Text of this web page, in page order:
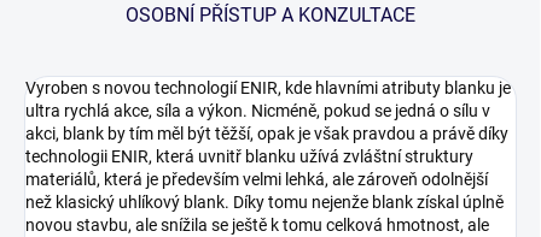
OSOBNÍ PŘÍSTUP A KONZULTACE
Vyroben s novou technologií ENIR, kde hlavními atributy blanku je
ultra rychlá akce, síla a výkon. Nicméně, pokud se jedná o sílu v
akci, blank by tím měl být těžší, opak je však pravdou a právě díky
technologii ENIR, která uvnitř blanku užívá zvláštní struktury
materiálů, která je především velmi lehká, ale zároveň odolnější
než klasický uhlíkový blank. Díky tomu nejenže blank získal úplně
novou stavbu, ale snížila se ještě k tomu celková hmotnost, ale